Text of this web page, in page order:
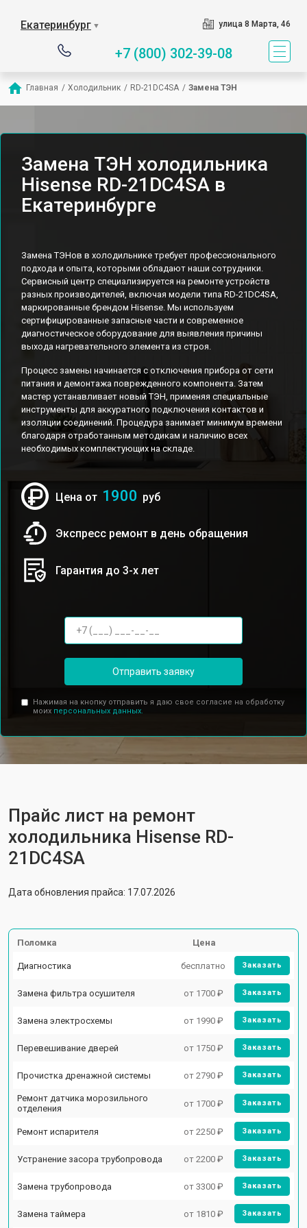
Екатеринбург ▼ улица 8 Марта, 46
+7 (800) 302-39-08
Главная / Холодильник / RD-21DC4SA / Замена ТЭН
Замена ТЭН холодильника
Hisense RD-21DC4SA в
Екатеринбурге
Замена ТЭНов в холодильнике требует профессионального
подхода и опыта, которыми обладают наши сотрудники.
Сервисный центр специализируется на ремонте устройств
разных производителей, включая модели типа RD-21DC4SA,
маркированные брендом Hisense. Мы используем
сертифицированные запасные части и современное
диагностическое оборудование для выявления причины
выхода нагревательного элемента из строя.
Процесс замены начинается с отключения прибора от сети
питания и демонтажа поврежденного компонента. Затем
мастер устанавливает новый ТЭН, применяя специальные
инструменты для аккуратного подключения контактов и
изоляции соединений. Процедура занимает минимум времени
благодаря отработанным методикам и наличию всех
необходимых комплектующих на складе.
Цена от 1900 руб
Экспресс ремонт в день обращения
Гарантия до 3-х лет
Отправить заявку
Нажимая на кнопку отправить я даю свое согласие на обработку
моих персональных данных.
Прайс лист на ремонт
холодильника Hisense RD-
21DC4SA
Дата обновления прайса: 17.07.2026
Поломка Цена
Диагностика бесплатно Заказать
Замена фильтра осушителя от 1700 ₽ Заказать
Замена электросхемы от 1990 ₽ Заказать
Перевешивание дверей от 1750 ₽ Заказать
Прочистка дренажной системы от 2790 ₽ Заказать
Ремонт датчика морозильного
отделения
от 1700 ₽ Заказать
Ремонт испарителя от 2250 ₽ Заказать
Устранение засора трубопровода от 2200 ₽ Заказать
Замена трубопровода от 3300 ₽ Заказать
Замена таймера от 1810 ₽ Заказать